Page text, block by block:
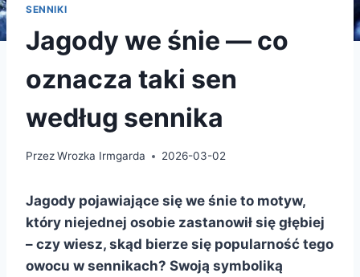
SENNIKI
Jagody we śnie — co
oznacza taki sen
według sennika
PrzezWrozka Irmgarda 2026-03-02
Jagody pojawiające się we śnie to motyw,
który niejednej osobie zastanowił się głębiej
– czy wiesz, skąd bierze się popularność tego
owocu w sennikach? Swoją symboliką